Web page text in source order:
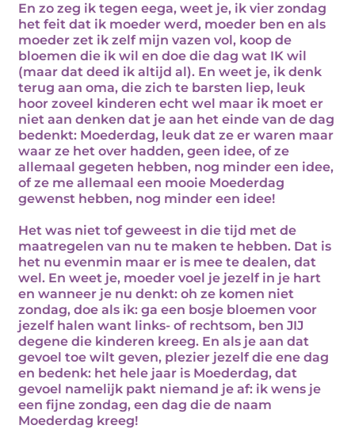
En zo zeg ik tegen eega, weet je, ik vier zondag
het feit dat ik moeder werd, moeder ben en als
moeder zet ik zelf mijn vazen vol, koop de
bloemen die ik wil en doe die dag wat IK wil
(maar dat deed ik altijd al). En weet je, ik denk
terug aan oma, die zich te barsten liep, leuk
hoor zoveel kinderen echt wel maar ik moet er
niet aan denken dat je aan het einde van de dag
bedenkt: Moederdag, leuk dat ze er waren maar
waar ze het over hadden, geen idee, of ze
allemaal gegeten hebben, nog minder een idee,
of ze me allemaal een mooie Moederdag
gewenst hebben, nog minder een idee!
Het was niet tof geweest in die tijd met de
maatregelen van nu te maken te hebben. Dat is
het nu evenmin maar er is mee te dealen, dat
wel. En weet je, moeder voel je jezelf in je hart
en wanneer je nu denkt: oh ze komen niet
zondag, doe als ik: ga een bosje bloemen voor
jezelf halen want links- of rechtsom, ben JIJ
degene die kinderen kreeg. En als je aan dat
gevoel toe wilt geven, plezier jezelf die ene dag
en bedenk: het hele jaar is Moederdag, dat
gevoel namelijk pakt niemand je af: ik wens je
een fijne zondag, een dag die de naam
Moederdag kreeg!